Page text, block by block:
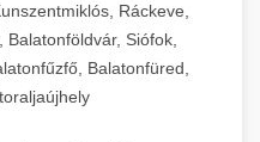
Ráckeve,
Siófok,
Balatonfüred,